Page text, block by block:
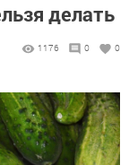
делать
1176 0 0